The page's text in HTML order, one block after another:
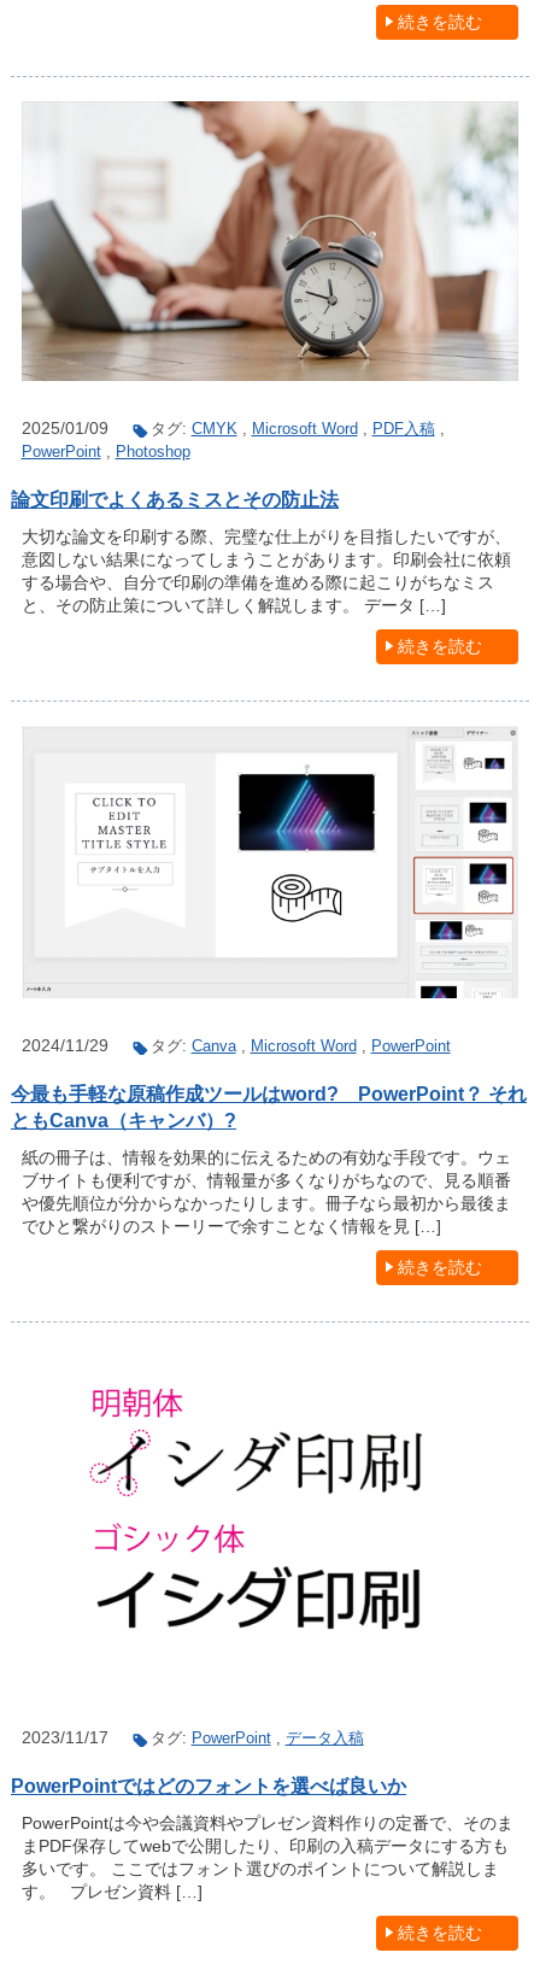
続きを読む
2025/01/09 タグ: CMYK Microsoft Word PDF入稿,
PowerPoint, Photoshop
論文印刷でよくあるミスとその防止法
大切な論文を印刷する際、完璧な仕上がりを目指したいですが、
意図しない結果になってしまうことがあります。印刷会社に依頼
する場合や、自分で印刷の準備を進める際に起こりがちなミス
と、その防止策について詳しく解説します。 データ […]
続きを読む
2024/11/29 タグ: Canva, Microsoft Word, PowerPoint
今最も手軽な原稿作成ツールはword? PowerPoint？ それ
ともCanva（キャンバ）?
紙の冊子は、情報を効果的に伝えるための有効な手段です。ウェ
ブサイトも便利ですが、情報量が多くなりがちなので、見る順番
や優先順位が分からなかったりします。冊子なら最初から最後ま
でひと繋がりのストーリーで余すことなく情報を見 […]
続きを読む
2023/11/17 タグ: PowerPoint, データ入稿
PowerPointではどのフォントを選べば良いか
PowerPointは今や会議資料やプレゼン資料作りの定番で、そのま
まPDF保存してwebで公開したり、印刷の入稿データにする方も
多いです。 ここではフォント選びのポイントについて解説しま
す。 プレゼン資料 […]
続きを読む